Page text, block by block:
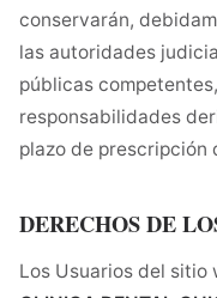
conservarán,
las autoridades
públicas
responsabilidades
plazo de prescripción
DERECHOS DE
Los Usuarios del